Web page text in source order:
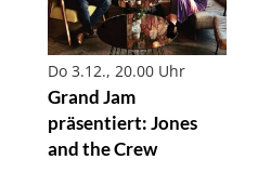
Do 3.12., 20.00 Uhr
Grand Jam
präsentiert: Jones
and the Crew